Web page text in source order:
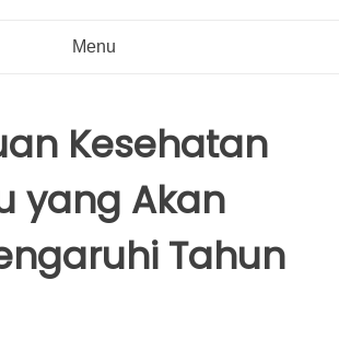
Menu
Kesehatan
yang Akan
Tahun